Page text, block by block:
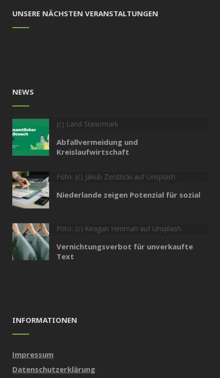
UNSERE NÄCHSTEN VERANSTALTUNGEN
NEWS
(c) Land Steiermark
Abfallvermeidung und
Kreislaufwirtschaft
Foto: (c) Jakub Zerdzicki auf Unsplash
Niederlande zeigen Potenzial für sozial
Foto: (c) Keagan Henman auf Unsplash
Vernichtungsverbot für unverkaufte
Text
INFORMATIONEN
Impressum
Datenschutzerklärung